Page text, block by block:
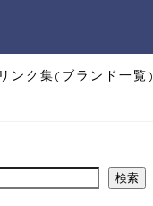
ンク集(ブランド一覧)
検索